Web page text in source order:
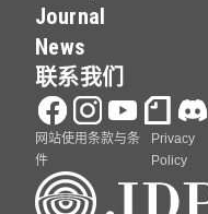
Journal
News
联系我们
网站使用条款与条
件
Privacy
Policy